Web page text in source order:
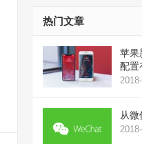
器
热门文章
苹果
配置
从